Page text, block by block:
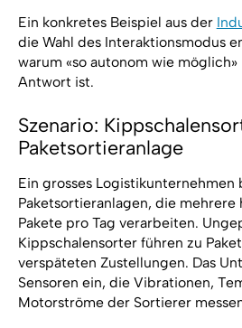
Ein konkretes Beispiel aus der
die Wahl des Interaktionsmodus
warum «so autonom wie
Antwort ist.
Szenario:
Paketsortieranlage
Ein grosses Logistikunternehmen
Paketsortieranlagen, die mehrere
Pakete pro Tag verarbeiten.
Kippschalensorter führen zu
verspäteten Zustellungen. Das
Sensoren ein, die Vibrationen,
Motorströme der Sortierer